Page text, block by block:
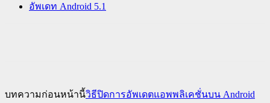
อัพเดท Android 5.1
บทความก่อนหน้านี้วิธีปิดการอัพเดตแอพพลิเคชั่นบน Android